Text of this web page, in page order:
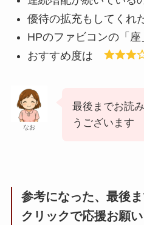
優待の拡充もしてくれ
HPのファビコンの「座
おすすめ度は
なお
最後までお読
うございます
参考になった、最後
クリックで応援お願